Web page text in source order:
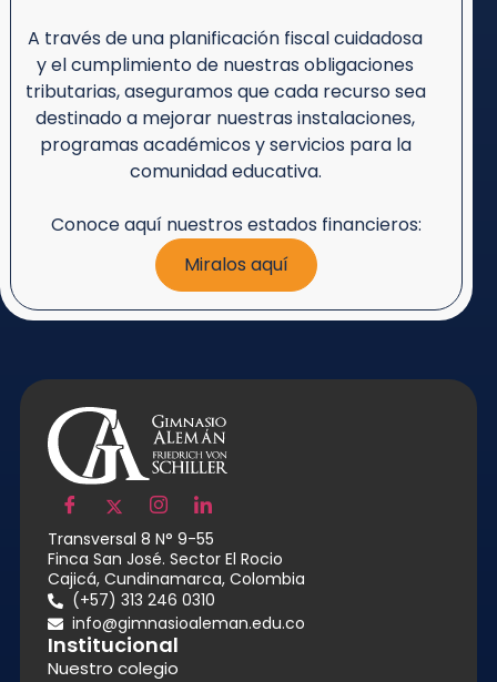
A través de una planificación fiscal cuidadosa
y el cumplimiento de nuestras obligaciones
tributarias, aseguramos que cada recurso sea
destinado a mejorar nuestras instalaciones,
programas académicos y servicios para la
comunidad educativa.
Conoce aquí nuestros estados financieros:
Miralos aquí
Transversal 8 N° 9-55
Finca San José. Sector El Rocio
Cajicá, Cundinamarca, Colombia
(+57) 313 246 0310
info@gimnasioaleman.edu.co
Institucional
Nuestro colegio